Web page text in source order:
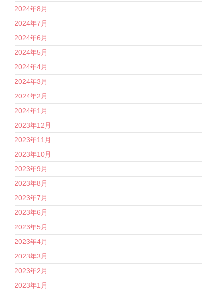
2024年8月
2024年7月
2024年6月
2024年5月
2024年4月
2024年3月
2024年2月
2024年1月
2023年12月
2023年11月
2023年10月
2023年9月
2023年8月
2023年7月
2023年6月
2023年5月
2023年4月
2023年3月
2023年2月
2023年1月